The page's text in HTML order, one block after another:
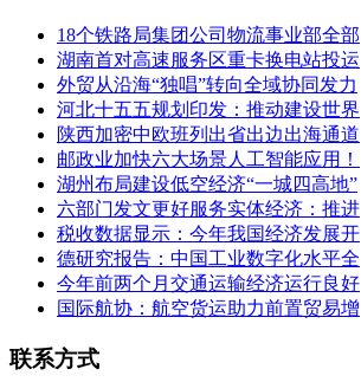
18个铁路局集团公司物流事业部全部
湖南首对高速服务区重卡换电站投运
外贸从沿海“独唱”转向全域协同发力
河北十五五规划印发：推动建设世界
陕西加密中欧班列出省出边出海通道
邮政业加快六大场景人工智能应用！
湖州布局建设低空经济“一城四高地”
六部门发文更好服务实体经济：推进
税收数据显示：今年我国经济发展开
德研究报告：中国工业数字化水平全
今年前两个月交通运输经济运行良好
国际航协：航空货运助力前置贸易增
联系方式